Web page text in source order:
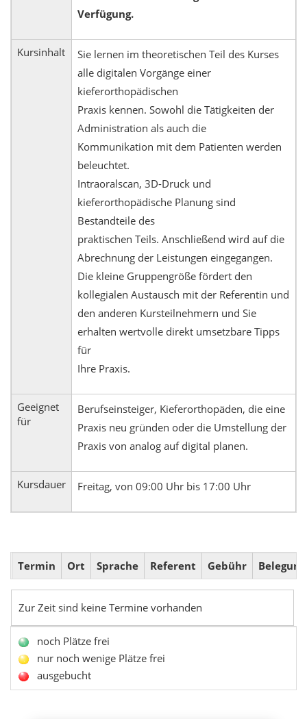
Verfügung.
Kursinhalt
Sie lernen im theoretischen Teil des Kurses
alle digitalen Vorgänge einer
kieferorthopädischen
Praxis kennen. Sowohl die Tätigkeiten der
Administration als auch die
Kommunikation mit dem Patienten werden
beleuchtet.
Intraoralscan, 3D-Druck und
kieferorthopädische Planung sind
Bestandteile des
praktischen Teils. Anschließend wird auf die
Abrechnung der Leistungen eingegangen.
Die kleine Gruppengröße fördert den
kollegialen Austausch mit der Referentin und
den anderen Kursteilnehmern und Sie
erhalten wertvolle direkt umsetzbare Tipps
für
Ihre Praxis.
Geeignet
für
Berufseinsteiger, Kieferorthopäden, die eine
Praxis neu gründen oder die Umstellung der
Praxis von analog auf digital planen.
Kursdauer Freitag, von 09:00 Uhr bis 17:00 Uhr
Termin Ort Sprache Referent Gebühr Belegung
Zur Zeit sind keine Termine vorhanden
noch Plätze frei
nur noch wenige Plätze frei
ausgebucht